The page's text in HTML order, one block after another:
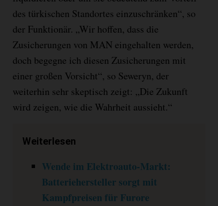
des türkischen Standortes einzuschränken“, so
der Funktionär. „Wir hoffen, dass die
Zusicherungen von MAN eingehalten werden,
doch begegne ich diesen Zusicherungen mit
einer großen Vorsicht“, so Seweryn, der
weiterhin sehr skeptisch zeigt: „Die Zukunft
wird zeigen, wie die Wahrheit aussieht.“
Weiterlesen
Wende im Elektroauto-Markt:
Batteriehersteller sorgt mit
Kampfpreisen für Furore